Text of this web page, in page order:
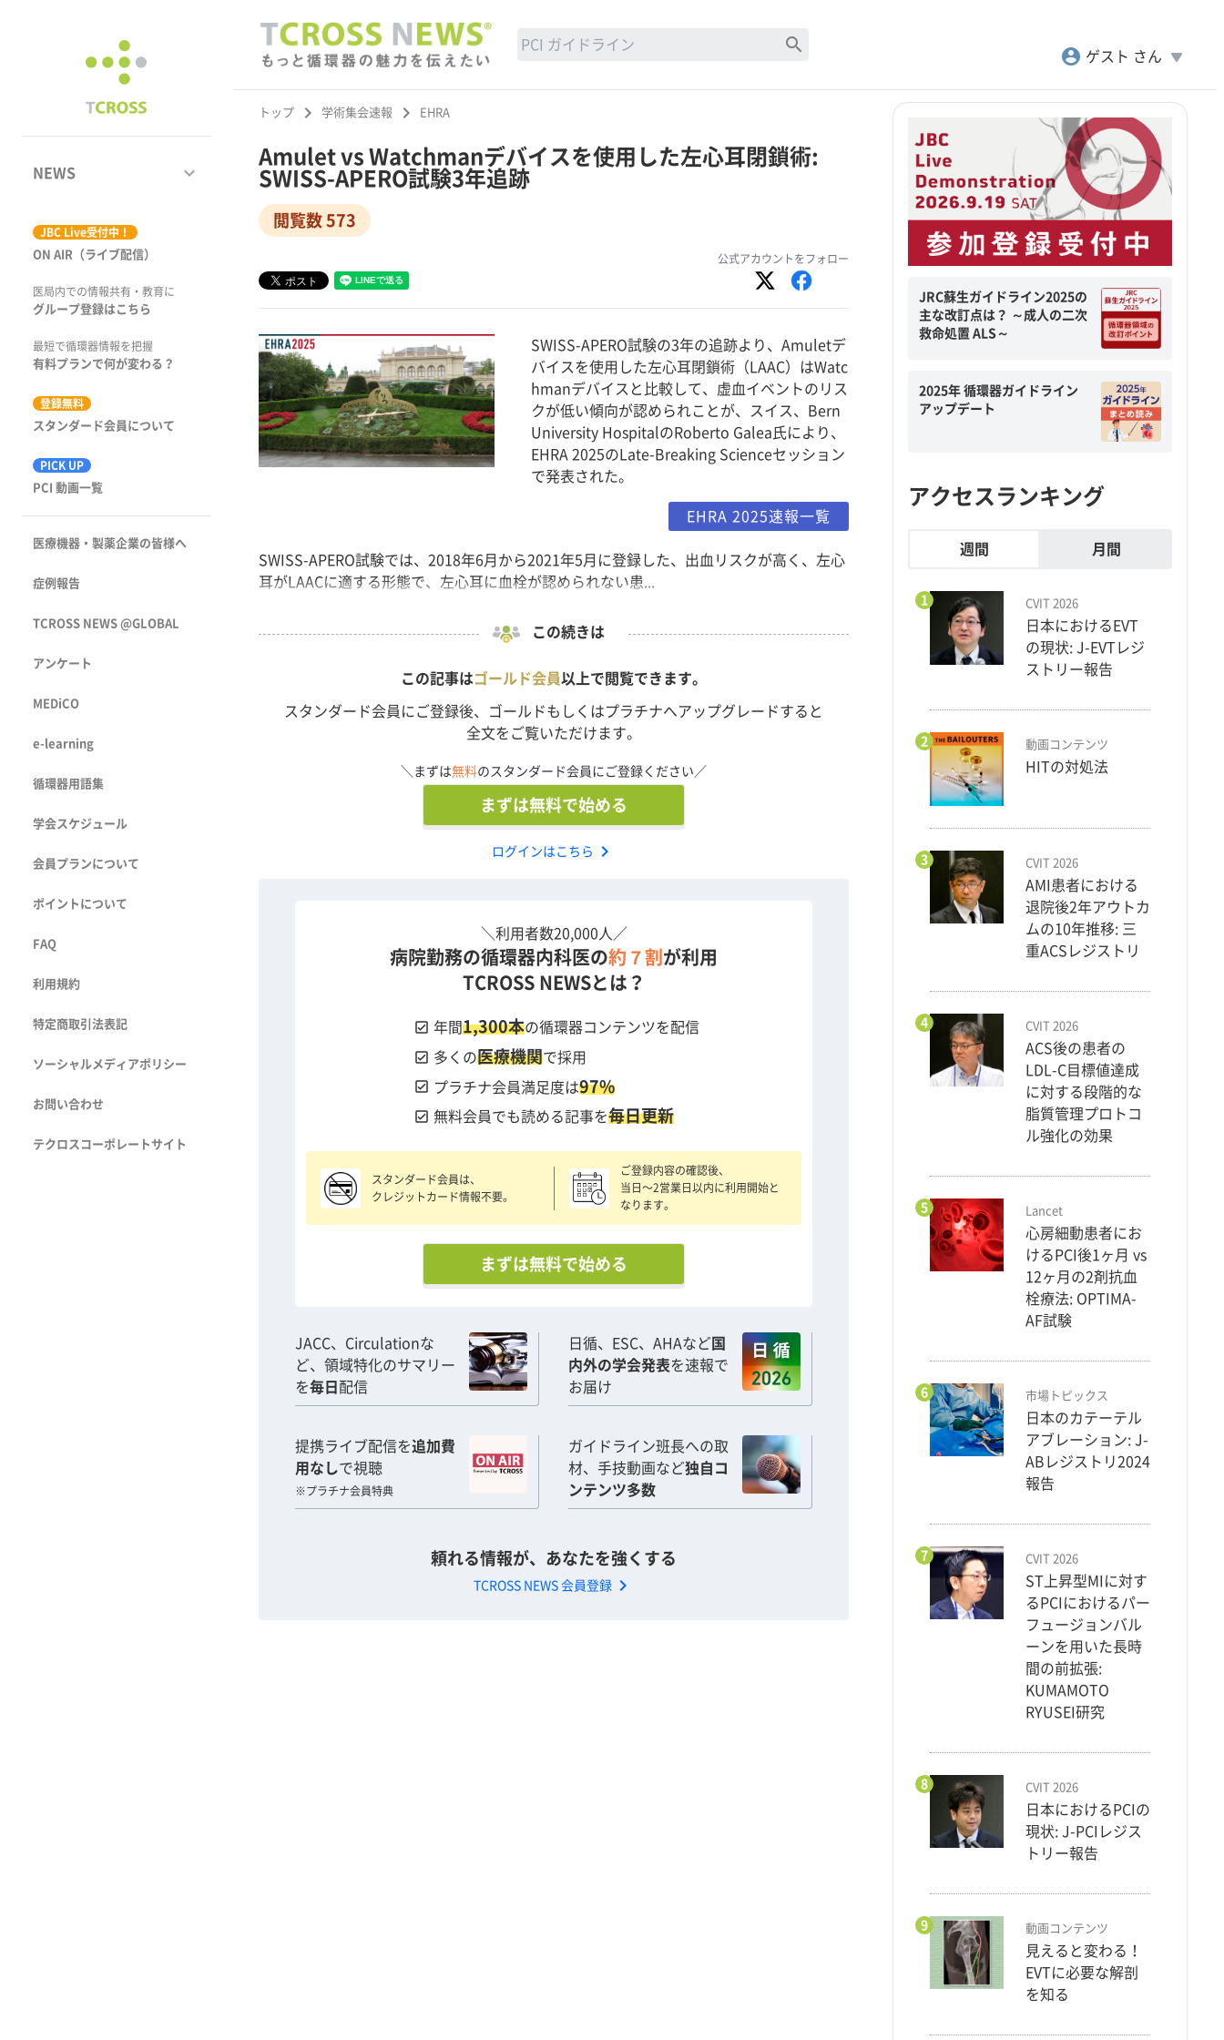
NEWS keyboard_arrow_down
ジャーナル
動画コンテンツ
市場トピックス
JBC Live受付中！
ON AIR（ライブ配信）
医局内での情報共有・教育に
グループ登録はこちら
最短で循環器情報を把握
有料プランで何が変わる？
登録無料
スタンダード会員について
PICK UP
PCI 動画一覧
医療機器・製薬企業の皆様へ
症例報告
TCROSS NEWS @GLOBAL
アンケート
MEDiCO
e-learning
循環器用語集
学会スケジュール
会員プランについて
ポイントについて
FAQ
利用規約
特定商取引法表記
ソーシャルメディアポリシー
お問い合わせ
テクロスコーポレートサイト
search
account_circle ゲスト さん play_arrow
トップ keyboard_arrow_right 学術集会速報 keyboard_arrow_right EHRA
Amulet vs Watchmanデバイスを使用した左心耳閉鎖術:
SWISS-APERO試験3年追跡
閲覧数 573
公式アカウントをフォロー
SWISS-APERO試験の3年の追跡より、Amuletデ
バイスを使用した左心耳閉鎖術（LAAC）はWatc
hmanデバイスと比較して、虚血イベントのリス
クが低い傾向が認められことが、スイス、Bern
University HospitalのRoberto Galea氏により、
EHRA 2025のLate-Breaking Scienceセッション
で発表された。
EHRA 2025速報一覧
SWISS-APERO試験では、2018年6月から2021年5月に登録した、出血リスクが高く、左心
耳がLAACに適する形態で、左心耳に血栓が認められない患...
この続きは
この記事はゴールド会員以上で閲覧できます。
スタンダード会員にご登録後、ゴールドもしくはプラチナへアップグレードすると
全文をご覧いただけます。
＼まずは無料のスタンダード会員にご登録ください／
まずは無料で始める
ログインはこちら chevron_right
＼利用者数20,000人／
病院勤務の循環器内科医の約７割 が利用
TCROSS NEWSとは？
check_box 年間1,300本の循環器コンテンツを配信
check_box 多くの医療機関で採用
check_box プラチナ会員満足度は97%
check_box 無料会員でも読める記事を毎日更新
スタンダード会員は、
クレジットカード情報不要。
ご登録内容の確認後、
当日〜2営業日以内に利用開始と
なります。
まずは無料で始める
JACC、Circulationな
ど、領域特化のサマリー
を毎日 配信
日循、ESC、AHAなど国
内外の学会発表を速報で
お届け
提携ライブ配信を追加費
用なしで視聴
※プラチナ会員特典
ガイドライン班長への取
材、手技動画など独自コ
ンテンツ多数
頼れる情報が、あなたを強くする
TCROSS NEWS 会員登録 chevron_right
JRC蘇生ガイドライン2025の
主な改訂点は？ ～成人の二次
救命処置 ALS～
2025年 循環器ガイドライン
アップデート
アクセスランキング
週間 月間
1 CVIT 2026
日本におけるEVT
の現状: J-EVTレジ
ストリー報告
2 動画コンテンツ
HITの対処法
3 CVIT 2026
AMI患者における
退院後2年アウトカ
ムの10年推移: 三
重ACSレジストリ
4 CVIT 2026
ACS後の患者の
LDL-C目標値達成
に対する段階的な
脂質管理プロトコ
ル強化の効果
5 Lancet
心房細動患者にお
けるPCI後1ヶ月 vs
12ヶ月の2剤抗血
栓療法: OPTIMA-
AF試験
6 市場トピックス
日本のカテーテル
アブレーション: J-
ABレジストリ2024
報告
7 CVIT 2026
ST上昇型MIに対す
るPCIにおけるパー
フュージョンバル
ーンを用いた長時
間の前拡張:
KUMAMOTO
RYUSEI研究
8 CVIT 2026
日本におけるPCIの
現状: J-PCIレジス
トリー報告
9 動画コンテンツ
見えると変わる！
EVTに必要な解剖
を知る